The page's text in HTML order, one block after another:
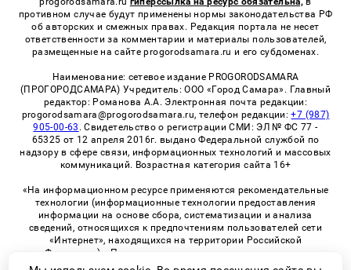
противном случае будут применены нормы законодательства РФ
об авторских и смежных правах. Редакция портала не несет
ответственности за комментарии и материалы пользователей,
размещенные на сайте progorodsamara.ru и его субдоменах.
Наименование: сетевое издание PROGORODSAMARA
(ПРОГОРОДСАМАРА) Учредитель: ООО «Город Самара». Главный
редактор: Романова А.А. Электронная почта редакции:
progorodsamara@progorodsamara.ru, телефон редакции:+7 (987)
905-00-63 . Свидетельство о регистрации СМИ: ЭЛ № ФС 77 -
65325 от 12 апреля 2016г. выдано Федеральной службой по
надзору в сфере связи, информационных технологий и массовых
коммуникаций. Возрастная категория сайта 16+
«На информационном ресурсе применяются рекомендательные
технологии (информационные технологии предоставления
информации на основе сбора, систематизации и анализа
сведений, относящихся к предпочтениям пользователей сети
«Интернет», находящихся на территории Российской
Федерации)». Правила применения рекомендательных
технологий в виджетах рекламно-обменной сети
«СМИ2» (PDF)